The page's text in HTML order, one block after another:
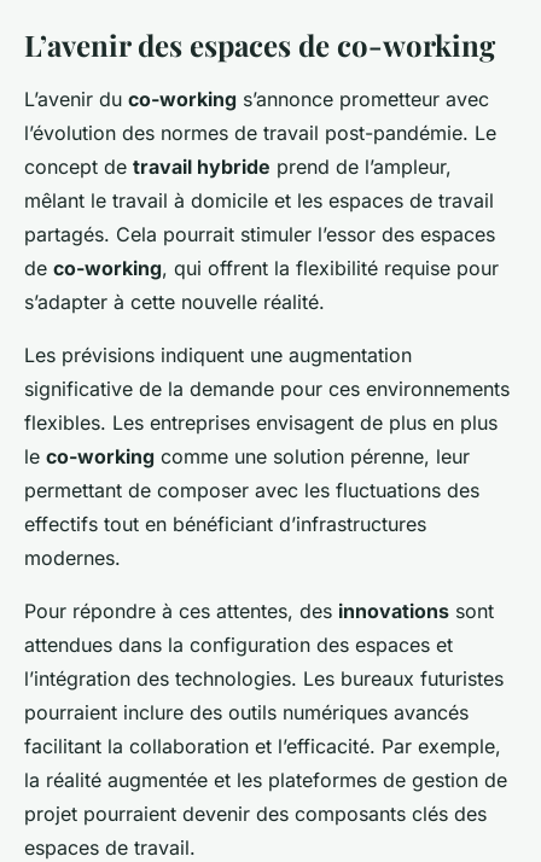
L’avenir des espaces de co-working
L’avenir du co-working s’annonce prometteur avec
l’évolution des normes de travail post-pandémie. Le
concept de travail hybride prend de l’ampleur,
mêlant le travail à domicile et les espaces de travail
partagés. Cela pourrait stimuler l’essor des espaces
de co-working, qui offrent la flexibilité requise pour
s’adapter à cette nouvelle réalité.
Les prévisions indiquent une augmentation
significative de la demande pour ces environnements
flexibles. Les entreprises envisagent de plus en plus
le co-working comme une solution pérenne, leur
permettant de composer avec les fluctuations des
effectifs tout en bénéficiant d’infrastructures
modernes.
Pour répondre à ces attentes, des innovations sont
attendues dans la configuration des espaces et
l’intégration des technologies. Les bureaux futuristes
pourraient inclure des outils numériques avancés
facilitant la collaboration et l’efficacité. Par exemple,
la réalité augmentée et les plateformes de gestion de
projet pourraient devenir des composants clés des
espaces de travail.